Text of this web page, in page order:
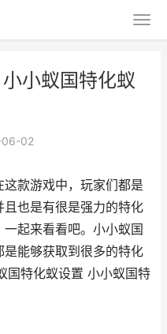
小蚁国特化蚁
06-02
款游戏中，玩家们都是
也是有很是强力的特化
起来看看吧。小小蚁国
能够获取到很多的特化
国特化蚁设置 小小蚁国特